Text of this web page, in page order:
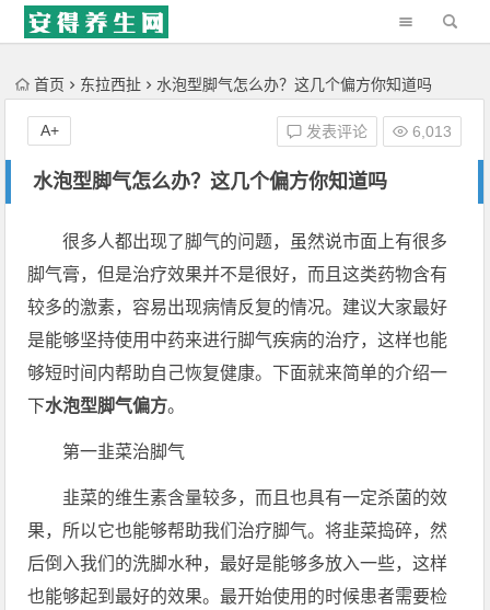
'); })();
首页 东拉西扯 水泡型脚气怎么办？这几个偏方你知道吗
水泡型脚气怎么办？这几个偏方你知道吗
发表评论 6,013
A+
很多人都出现了脚气的问题，虽然说市面上有很多
脚气膏，但是治疗效果并不是很好，而且这类药物含有
较多的激素，容易出现病情反复的情况。建议大家最好
是能够坚持使用中药来进行脚气疾病的治疗，这样也能
够短时间内帮助自己恢复健康。下面就来简单的介绍一
下水泡型脚气偏方。
第一韭菜治脚气
韭菜的维生素含量较多，而且也具有一定杀菌的效
果，所以它也能够帮助我们治疗脚气。将韭菜捣碎，然
后倒入我们的洗脚水种，最好是能够多放入一些，这样
也能够起到最好的效果。最开始使用的时候患者需要检